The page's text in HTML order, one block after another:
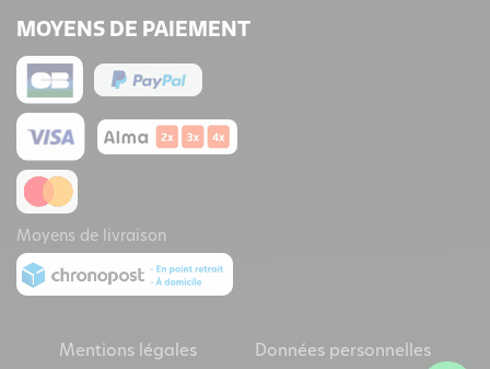
MOYENS DE PAIEMENT
Moyens de livraison
Mentions légales Données personnelles